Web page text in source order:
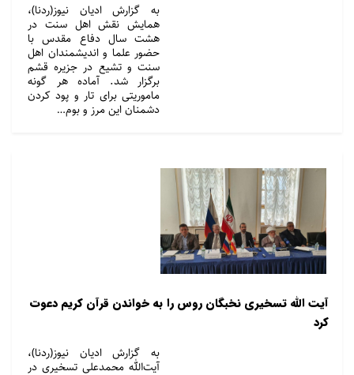
به گزارش ادیان نیوز(ردنا)،
همایش نقش اهل سنت در
هشت سال دفاع مقدس با
حضور علما و اندیشمندان اهل
سنت و تشیع در جزیره قشم
برگزار شد. آماده هر گونه
ماموریتی برای تار و پود کردن
دشمنان این مرز و بوم…
آیت الله تسخیری نخبگان روس را به خواندن قرآن کریم دعوت
کرد
به گزارش ادیان نیوز(ردنا)،
آیت‌الله محمدعلی تسخیری در